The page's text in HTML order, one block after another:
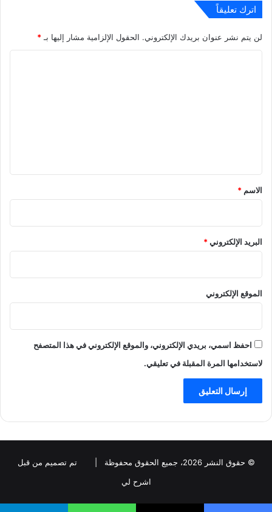
اترك تعليقاً
لن يتم نشر عنوان بريدك الإلكتروني. الحقول الإلزامية مشار إليها بـ *
*
الاسم *
البريد الإلكتروني*
الموقع الإلكتروني
احفظ اسمي، بريدي الإلكتروني، والموقع الإلكتروني في هذا المتصفح
لاستخدامها المرة المقبلة في تعليقي.
© حقوق النشر 2026، جميع الحقوق محفوظة |
تم تصميم من قبل
اشرح لي